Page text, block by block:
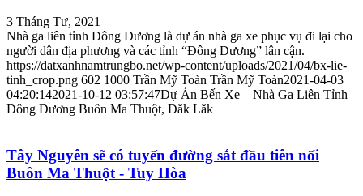
3 Tháng Tư, 2021
Nhà ga liên tỉnh Đông Dương là dự án nhà ga xe phục vụ đi lại cho
người dân địa phương và các tỉnh “Đông Dương” lân cận.
https://datxanhnamtrungbo.net/wp-content/uploads/2021/04/bx-lie-
tinh_crop.png 602 1000 Trần Mỹ Toàn Trần Mỹ Toàn2021-04-03
04:20:142021-10-12 03:57:47Dự Án Bến Xe – Nhà Ga Liên Tỉnh
Đông Dương Buôn Ma Thuột, Đăk Lăk
Tây Nguyên sẽ có tuyến đường sắt đầu tiên nối
Buôn Ma Thuột - Tuy Hòa